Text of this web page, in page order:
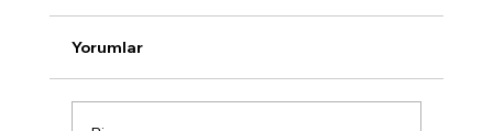
Yorumlar